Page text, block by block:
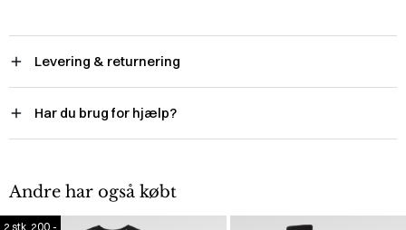
Levering & returnering
Har du brug for hjælp?
Andre har også købt
2 stk. 200,-